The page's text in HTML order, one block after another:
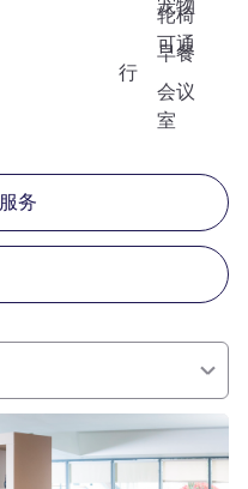
宠物
轮椅
可通
行
早餐
会议
室
务